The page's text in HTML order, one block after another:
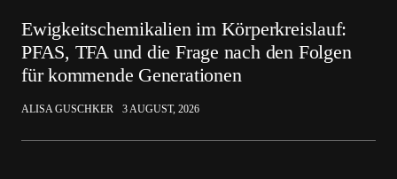
Ewigkeitschemikalien im Körperkreislauf:
PFAS, TFA und die Frage nach den Folgen
für kommende Generationen
ALISA GUSCHKER 3 AUGUST, 2026